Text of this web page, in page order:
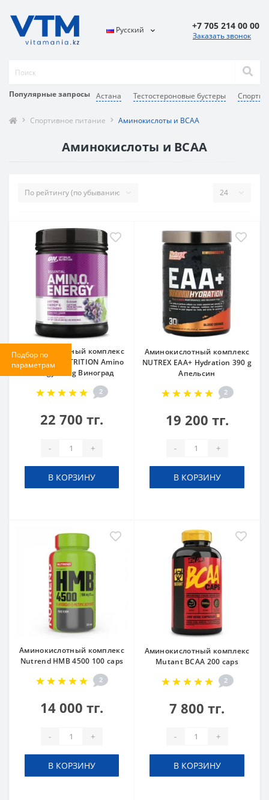
Подбор по
параметрам
Популярные запросы Астана Тестостероновые бустеры
Русский +7 705 214 00 00
Заказать звонок
Спортивное питание Аминокислоты и BCAA
Аминокислоты и BCAA
Аминокислотный комплекс
OPTIMUM NUTRITION Amino
Energy 585 g Виноград
2
22 700 тг.
- +
В КОРЗИНУ
Аминокислотный комплекс
NUTREX EAA+ Hydration 390 g
Апельсин
2
19 200 тг.
- +
В КОРЗИНУ
Аминокислотный комплекс
Nutrend HMB 4500 100 caps
2
14 000 тг.
- +
В КОРЗИНУ
Аминокислотный комплекс
Mutant BCAA 200 caps
2
7 800 тг.
- +
В КОРЗИНУ